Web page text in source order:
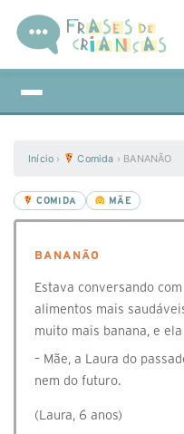
Início › Comida › BANANÃO
COMIDA MÃE
BANANÃO
Estava conversando
alimentos mais
muito mais banana, e
– Mãe, a Laura do
nem do futuro.
(Laura, 6 anos)